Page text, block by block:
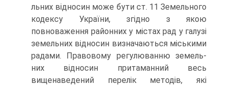
льних відносин може бути ст. 11 Земельного
кодексу України, згідно з якою
повноваження районних у містах рад у галузі
земельних відно­син визначаються міськими
радами. Правовому регулюванню земель­
них відносин притаманний весь
вищенаведений перелік методів, які